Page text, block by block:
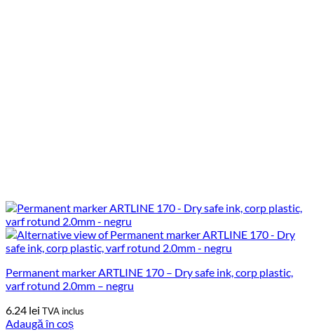
Permanent marker ARTLINE 170 – Dry safe ink, corp plastic,
varf rotund 2.0mm – negru
6.24 lei TVA inclus
Adaugă în coș